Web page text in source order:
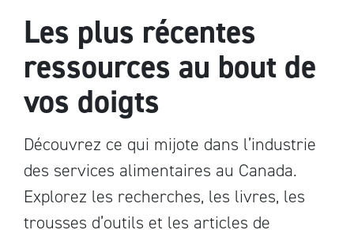
Les plus récentes
ressources au bout de
vos doigts
Découvrez ce qui mijote dans l’industrie
des services alimentaires au Canada.
Explorez les recherches, les livres, les
trousses d’outils et les articles de